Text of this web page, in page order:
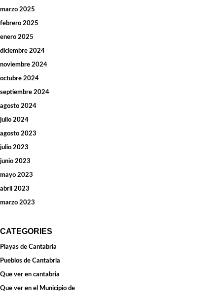
marzo 2025
febrero 2025
enero 2025
diciembre 2024
noviembre 2024
octubre 2024
septiembre 2024
agosto 2024
julio 2024
agosto 2023
julio 2023
junio 2023
mayo 2023
abril 2023
marzo 2023
CATEGORIES
Playas de Cantabria
Pueblos de Cantabria
Que ver en cantabria
Que ver en el Municipio de